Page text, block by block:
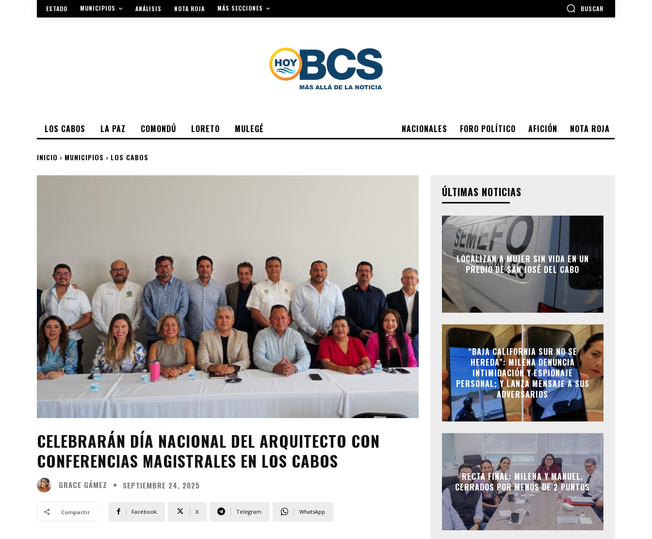
ESTADO MUNICIPIOS ANÁLISIS NOTA ROJA MÁS SECCIONES BUSCAR
NACIONALES FORO POLÍTICO AFICIÓN NOTA ROJA
LOS CABOS LA PAZ COMONDÚ LORETO MULEGÉ
INICIO MUNICIPIOS LOS CABOS
CELEBRARÁN DÍA NACIONAL DEL ARQUITECTO CON
CONFERENCIAS MAGISTRALES EN LOS CABOS
GRACE GÁMEZ SEPTIEMBRE 24, 2025
Compartir Facebook X Telegram WhatsApp
ÚLTIMAS NOTICIAS
LOCALIZAN A MUJER SIN VIDA EN UN
PREDIO DE SAN JOSÉ DEL CABO
“BAJA CALIFORNIA SUR NO SE
HEREDA”: MILENA DENUNCIA
INTIMIDACIÓN Y ESPIONAJE
PERSONAL; Y LANZA MENSAJE A SUS
ADVERSARIOS
RECTA FINAL: MILENA Y MANUEL,
CERRADOS POR MENOS DE 2 PUNTOS